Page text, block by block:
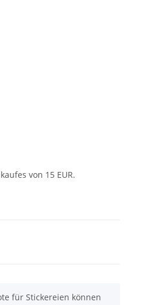
von 15 EUR.
für Stickereien können